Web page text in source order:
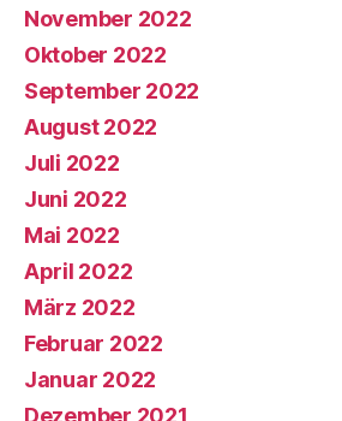
November 2022
Oktober 2022
September 2022
August 2022
Juli 2022
Juni 2022
Mai 2022
April 2022
März 2022
Februar 2022
Januar 2022
Dezember 2021